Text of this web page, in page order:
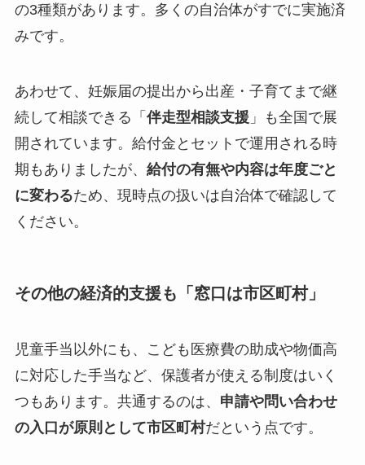
の3種類があります。多くの自治体がすでに実施済
みです。
あわせて、妊娠届の提出から出産・子育てまで継
続して相談できる「 伴走型相談支援 」も全国で展
開されています。給付金とセットで運用される時
期もありましたが、 給付の有無や内容は年度ごと
に変わるため、現時点の扱いは自治体で確認して
ください。
その他の経済的支援も「窓口は市区町村」
児童手当以外にも、こども医療費の助成や物価高
に対応した手当など、保護者が使える制度はいく
つもあります。共通するのは、 申請や問い合わせ
の入口が原則として市区町村だという点です。